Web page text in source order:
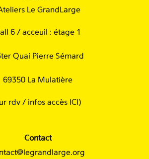
Le GrandLarge
6 / acceuil : étage 1
Quai Pierre Sémard
69350 La Mulatière
rdv / infos accès ICI )
Contact